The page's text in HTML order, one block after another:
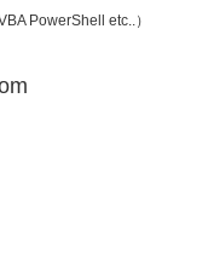
PowerShell etc..）